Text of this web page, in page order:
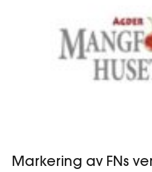
Markering av FNs